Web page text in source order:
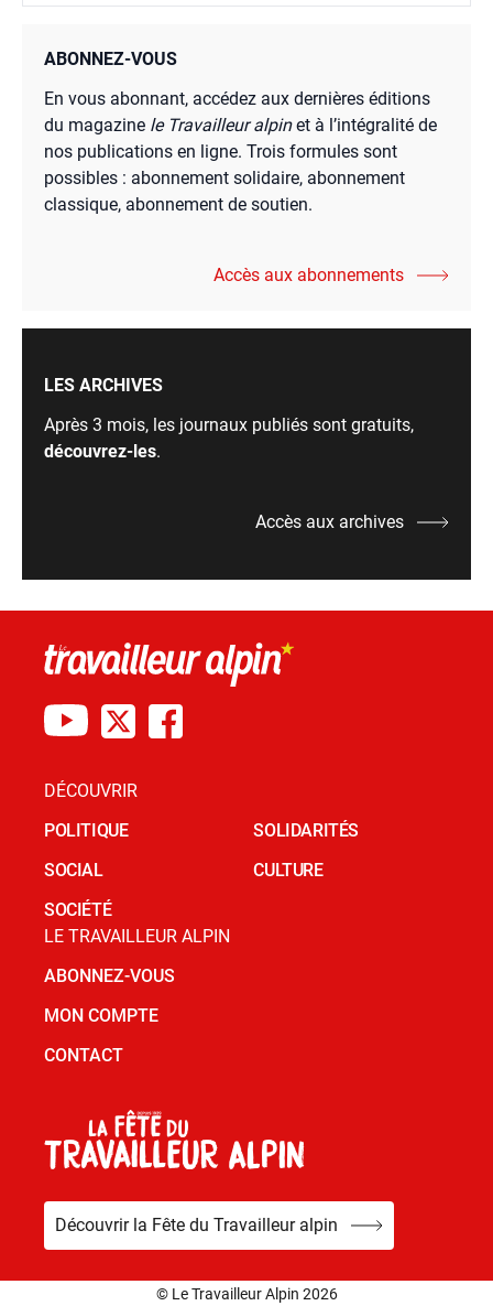
ABONNEZ-VOUS
En vous abonnant, accédez aux dernières éditions
du magazine le Travailleur alpinet à l’intégralité de
nos publications en ligne. Trois formules sont
possibles : abonnement solidaire, abonnement
classique, abonnement de soutien.
Accès aux abonnements
LES ARCHIVES
Après 3 mois, les journaux publiés sont gratuits,
découvrez-les.
Accès aux archives
DÉCOUVRIR
POLITIQUE
SOCIAL
SOCIÉTÉ
SOLIDARITÉS
CULTURE
LE TRAVAILLEUR ALPIN
ABONNEZ-VOUS
MON COMPTE
CONTACT
Découvrir la Fête du Travailleur alpin
© Le Travailleur Alpin 2026